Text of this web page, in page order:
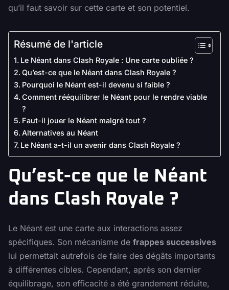
qu’il faut savoir sur cette carte et son potentiel.
Résumé de l'article
Le Néant dans Clash Royale : Une carte oubliée ?
Qu’est-ce que le Néant dans Clash Royale ?
Pourquoi le Néant est-il devenu si faible ?
Comment rééquilibrer le Néant pour le rendre viable
?
Faut-il jouer le Néant malgré tout ?
Alternatives au Néant
Le Néant a-t-il un avenir dans Clash Royale ?
Qu’est-ce que le Néant
dans Clash Royale ?
Le Néant est une carte aux interactions assez
spécifiques. Son mécanisme de frappes successives
lui permettait autrefois de faire des dégâts importants
à différentes cibles. Cependant, après son dernier
équilibrage, son efficacité a été grandement réduite,